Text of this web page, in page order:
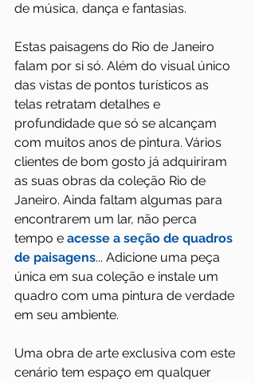
de música, dança e fantasias.
Estas paisagens do Rio de Janeiro
falam por si só. Além do visual único
das vistas de pontos turísticos as
telas retratam detalhes e
profundidade que só se alcançam
com muitos anos de pintura. Vários
clientes de bom gosto já adquiriram
as suas obras da coleção Rio de
Janeiro. Ainda faltam algumas para
encontrarem um lar, não perca
tempo e acesse a seção de quadros
de paisagens... Adicione uma peça
única em sua coleção e instale um
quadro com uma pintura de verdade
em seu ambiente.
Uma obra de arte exclusiva com este
cenário tem espaço em qualquer